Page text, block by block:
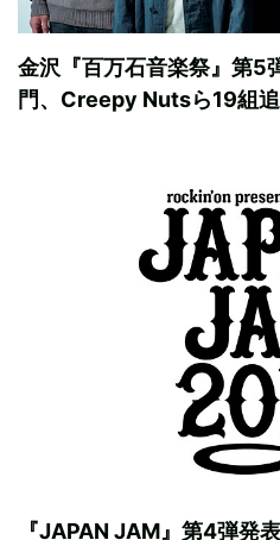
金沢『百万石音楽祭』第5
門、Creepy Nutsら19組
『JAPAN JAM』第4弾発